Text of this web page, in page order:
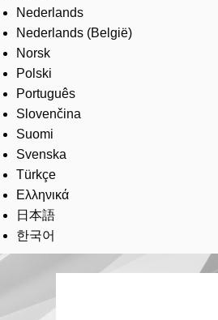
Nederlands
Nederlands (België)
Norsk
Polski
Português
Slovenčina
Suomi
Svenska
Türkçe
Ελληνικά
日本語
한국어